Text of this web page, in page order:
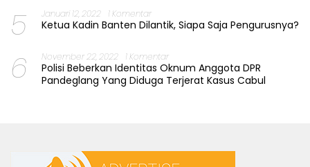
5 Januari 12, 2022 1 Komentar
Ketua Kadin Banten Dilantik, Siapa Saja Pengurusnya?
6 November 22, 2022 1 Komentar
Polisi Beberkan Identitas Oknum Anggota DPR
Pandeglang Yang Diduga Terjerat Kasus Cabul